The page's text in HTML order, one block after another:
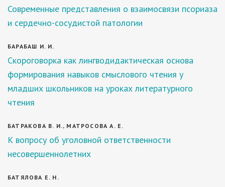
Современные представления о взаимосвязи псориаза
и сердечно-сосудистой патологии
БАРАБАШ И. И.
Скороговорка как лингводидактическая основа
формирования навыков смыслового чтения у
младших школьников на уроках литературного
чтения
БАТРАКОВА В. И., МАТРОСОВА А. Е.
К вопросу об уголовной ответственности
несовершеннолетних
БАТЯЛОВА Е. Н.